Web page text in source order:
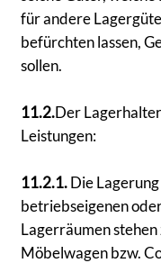
für andere
befürchten lassen,
sollen.
11.2.Der
Leistungen:
11.2.1.Die
betriebseigenen
Lagerräumen
Möbelwagen bzw.